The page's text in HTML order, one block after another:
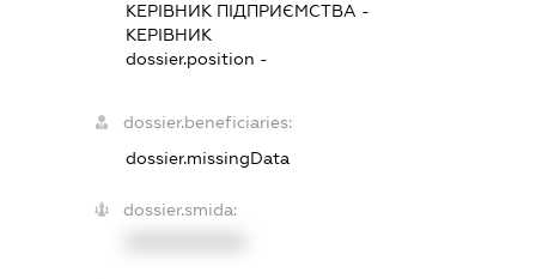
КЕРІВНИК ПІДПРИЄМСТВА -
КЕРІВНИК
dossier.position -
dossier.beneficiaries:
dossier.missingData
dossier.smida: